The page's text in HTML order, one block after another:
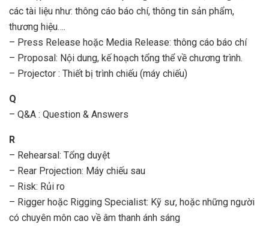
các tài liệu như: thông cáo báo chí, thông tin sản phẩm,
thương hiệu….
– Press Release hoặc Media Release: thông cáo báo chí
– Proposal: Nội dung, kế hoạch tổng thể về chương trình.
– Projector : Thiết bị trình chiếu (máy chiếu)
Q
– Q&A : Question & Answers
R
– Rehearsal: Tổng duyệt
– Rear Projection: Máy chiếu sau
– Risk: Rủi ro
– Rigger hoặc Rigging Specialist: Kỹ sư, hoặc những người
có chuyên môn cao về âm thanh ánh sáng